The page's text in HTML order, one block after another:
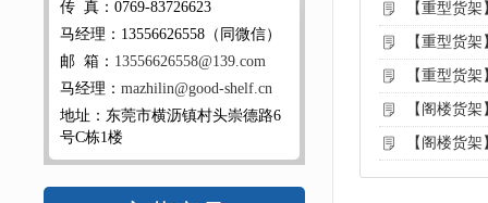
传 真：0769-83726623
马经理：13556626558（同微信）
邮 箱： 13556626558@139.com
马经理： mazhilin@good-shelf.cn
地址：东莞市横沥镇村头崇德路6
号C栋1楼
【重型货
【重型货
【重型货
【阁楼货
【阁楼货